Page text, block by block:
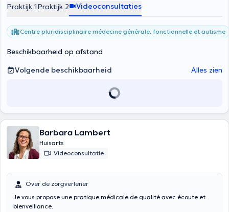
Esseghem gewerkt heeft. Tijdens zijn professioneel parkoer heeft hij
zich gespecialiseerd in functionele geneeskun en nutritie. Teneinde
zijn kennis uit te breiden heeft hij meerdere onderzoeken verricht en
deelgenomen aan internationale conferenties. Hij kan u ontvangen
functionele oppuntstellingen om zo u een globale oplossing voor te
Praktijk 1Praktijk 2 Videoconsultaties
Centre pluridisciplinaire médecine générale, fonctionnelle et autisme
Beschikbaarheid op afstand
Volgende beschikbaarheid
Alles zien
Barbara Lambert
Huisarts
Videoconsultatie
Over de zorgverlener
Je vous propose une pratique médicale de qualité avec écoute et
bienveillance.